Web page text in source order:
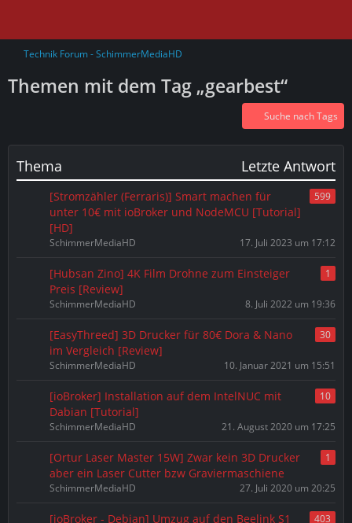
Technik Forum - SchimmerMediaHD
Themen mit dem Tag „gearbest“
Suche nach Tags
Thema Letzte Antwort
[Stromzähler (Ferraris)] Smart machen für
unter 10€ mit ioBroker und NodeMCU [Tutorial]
[HD]
599
SchimmerMediaHD 17. Juli 2023 um 17:12
[Hubsan Zino] 4K Film Drohne zum Einsteiger
Preis [Review]
1
SchimmerMediaHD 8. Juli 2022 um 19:36
[EasyThreed] 3D Drucker für 80€ Dora & Nano
im Vergleich [Review]
30
SchimmerMediaHD 10. Januar 2021 um 15:51
[ioBroker] Installation auf dem IntelNUC mit
Dabian [Tutorial]
10
SchimmerMediaHD 21. August 2020 um 17:25
[Ortur Laser Master 15W] Zwar kein 3D Drucker
aber ein Laser Cutter bzw Graviermaschiene
1
SchimmerMediaHD 27. Juli 2020 um 20:25
[ioBroker - Debian] Umzug auf den Beelink S1
403